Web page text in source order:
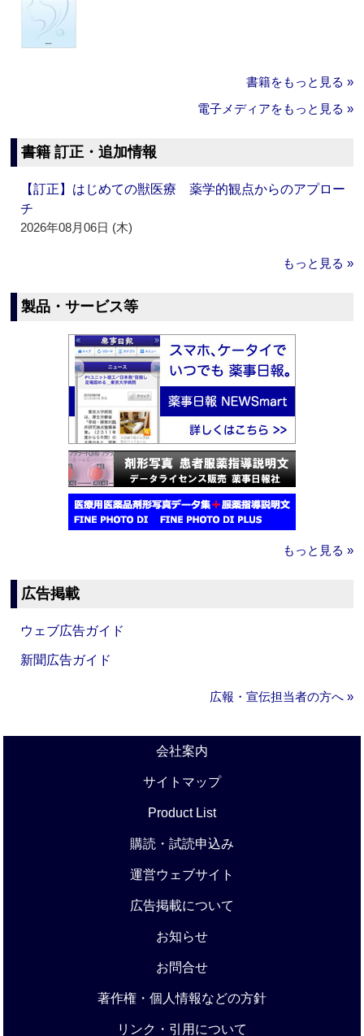
書籍をもっと見る »
電子メディアをもっと見る »
書籍 訂正・追加情報
【訂正】はじめての獣医療 薬学的観点からのアプロー
チ
2026年08月06日 (木)
もっと見る »
製品・サービス等
もっと見る »
広告掲載
ウェブ広告ガイド
新聞広告ガイド
広報・宣伝担当者の方へ »
会社案内
サイトマップ
Product List
購読・試読申込み
運営ウェブサイト
広告掲載について
お知らせ
お問合せ
著作権・個人情報などの方針
リンク・引用について